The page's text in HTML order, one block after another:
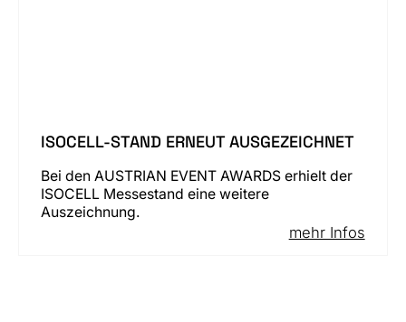
ISOCELL-STAND ERNEUT AUSGEZEICHNET
Bei den AUSTRIAN EVENT AWARDS erhielt der
ISOCELL Messestand eine weitere
Auszeichnung.
mehr Infos